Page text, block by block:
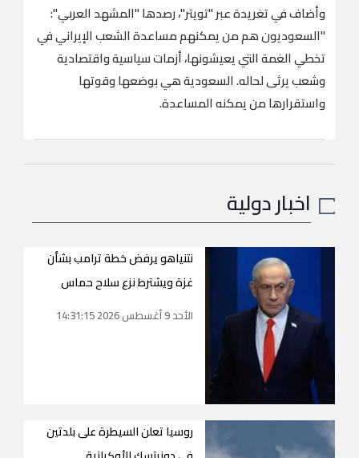
وأضاف في تغريدة عبر "تويتر"، رصدها "المشهد العربي":
"السعوديون هم من يمكنهم مساعدة الشعب الإيراني في
تخطي الغمة التي يعيشونها، أزمات سياسية واقتصادية
وشعب يرثى لحاله. السعودية هي بوضعها وقوتها
واستقرارها من يمكنه المساعدة.
اخبار دولية
نتنياهو يرفض خطة ترامب بشأن
غزة ويشترط نزع سلاح حماس
الأحد 9 أغسطس 2026 14:31:15
روسيا تعلن السيطرة على بلدتين